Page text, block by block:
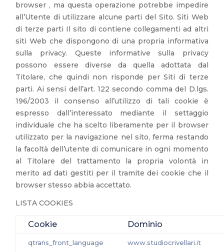
browser , ma questa operazione potrebbe impedire
all’Utente di utilizzare alcune parti del Sito. Siti Web
di terze parti Il sito di contiene collegamenti ad altri
siti Web che dispongono di una propria informativa
sulla privacy. Queste informative sulla privacy
possono essere diverse da quella adottata dal
Titolare, che quindi non risponde per Siti di terze
parti. Ai sensi dell’art. 122 secondo comma del D.lgs.
196/2003 il consenso all’utilizzo di tali cookie è
espresso dall’interessato mediante il settaggio
individuale che ha scelto liberamente per il browser
utilizzato per la navigazione nel sito, ferma restando
la facoltà dell’utente di comunicare in ogni momento
al Titolare del trattamento la propria volontà in
merito ad dati gestiti per il tramite dei cookie che il
browser stesso abbia accettato.
LISTA COOKIES
Cookie Dominio
qtrans_front_language www.studiocrivellari.it